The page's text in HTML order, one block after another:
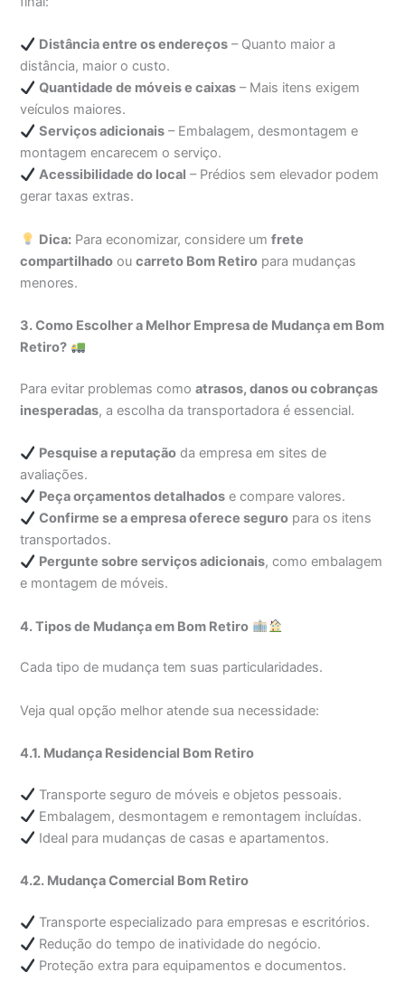
Distância entre os endereços – Quanto maior a
distância, maior o custo.
Quantidade de móveis e caixas – Mais itens exigem
veículos maiores.
Serviços adicionais – Embalagem, desmontagem e
montagem encarecem o serviço.
Acessibilidade do local – Prédios sem elevador podem
gerar taxas extras.
Dica: Para economizar, considere umfrete
compartilhado oucarreto Bom Retiro para mudanças
menores.
3. Como Escolher a Melhor Empresa de Mudança em Bom
Retiro?
Para evitar problemas comoatrasos, danos ou cobranças
inesperadas, a escolha da transportadora é essencial.
Pesquise a reputação da empresa em sites de
avaliações.
Peça orçamentos detalhados e compare valores.
Confirme se a empresa oferece seguro para os itens
transportados.
Pergunte sobre serviços adicionais, como embalagem
e montagem de móveis.
4. Tipos de Mudança em Bom Retiro
Cada tipo de mudança tem suas particularidades.
Veja qual opção melhor atende sua necessidade:
4.1. Mudança Residencial Bom Retiro
Transporte seguro de móveis e objetos pessoais.
Embalagem, desmontagem e remontagem incluídas.
Ideal para mudanças de casas e apartamentos.
4.2. Mudança Comercial Bom Retiro
Transporte especializado para empresas e escritórios.
Redução do tempo de inatividade do negócio.
Proteção extra para equipamentos e documentos.